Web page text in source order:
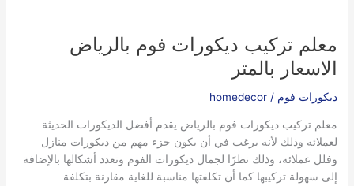
معلم تركيب ديكورات فوم بالرياض
الاسعار بالمتر
ديكورات فوم /
homedecor
معلم تركيب ديكورات فوم بالرياض يقدم أفضل الديكورات الحديثة
لعملائه وذلك لأنه يرغب في أن يكون جزء مهم من ديكورات منازل
وفلل عملائه، وذلك نظرًا لجمال ديكورات الفوم وتعدد أشكالها بالإضافة
إلى سهولة تركيبها كما أن تكلفتها مناسبة للغاية مقارنة بتكلفة
معلم
تركيب
ديكورات
فوم
الاسعار
بالمتر